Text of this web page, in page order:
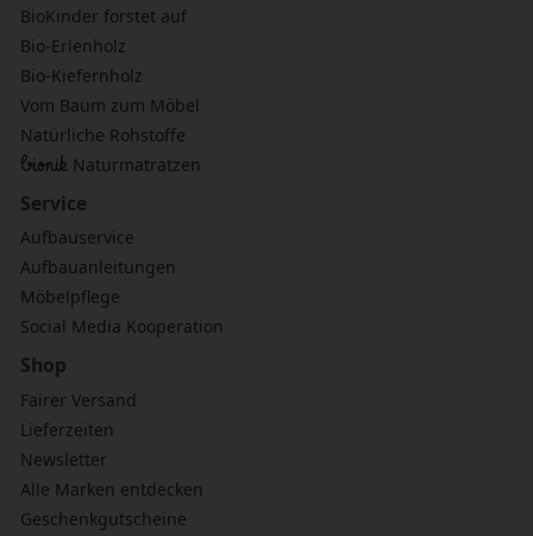
BioKinder forstet auf
Bio-Erlenholz
Bio-Kiefernholz
Vom Baum zum Möbel
Natürliche Rohstoffe
bionik Naturmatratzen
Service
Aufbauservice
Aufbauanleitungen
Möbelpflege
Social Media Kooperation
Shop
Fairer Versand
Lieferzeiten
Newsletter
Alle Marken entdecken
Geschenkgutscheine